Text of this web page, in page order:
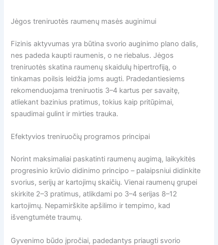
Jėgos treniruotės raumenų masės auginimui
Fizinis aktyvumas yra būtina svorio auginimo plano dalis,
nes padeda kaupti raumenis, o ne riebalus. Jėgos
treniruotės skatina raumenų skaidulų hipertrofiją, o
tinkamas poilsis leidžia joms augti. Pradedantiesiems
rekomenduojama treniruotis 3–4 kartus per savaitę,
atliekant bazinius pratimus, tokius kaip pritūpimai,
spaudimai gulint ir mirties trauka.
Efektyvios treniruočių programos principai
Norint maksimaliai paskatinti raumenų augimą, laikykitės
progresinio krūvio didinimo principo – palaipsniui didinkite
svorius, serijų ar kartojimų skaičių. Vienai raumenų grupei
skirkite 2–3 pratimus, atlikdami po 3–4 serijas 8–12
kartojimų. Nepamirškite apšilimo ir tempimo, kad
išvengtumėte traumų.
Gyvenimo būdo įpročiai, padedantys priaugti svorio